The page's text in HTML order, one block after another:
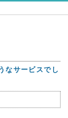
なサービスでし